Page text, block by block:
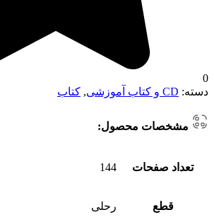
0
دسته: CD و کتاب آموزشی , کتاب
مشخصات محصول:
تعداد صفحات 144
قطع رحلی